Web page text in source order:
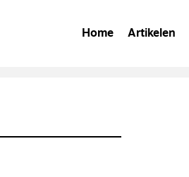
Home Artikelen